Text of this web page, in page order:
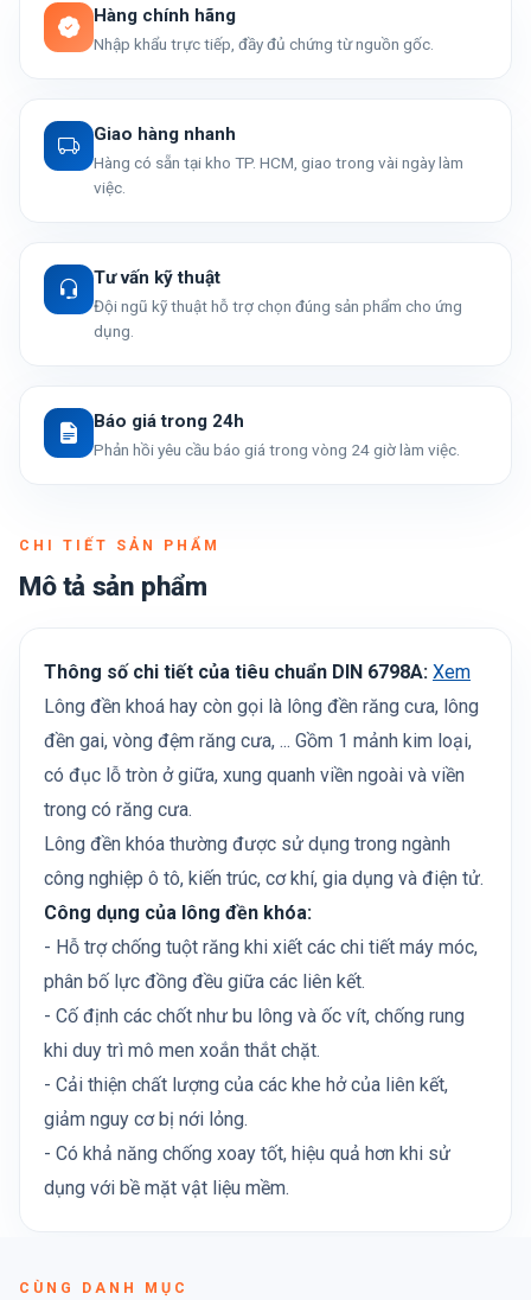
Hàng chính hãng
Nhập khẩu trực tiếp, đầy đủ chứng từ nguồn gốc.
Giao hàng nhanh
Hàng có sẵn tại kho TP. HCM, giao trong vài ngày làm
việc.
Tư vấn kỹ thuật
Đội ngũ kỹ thuật hỗ trợ chọn đúng sản phẩm cho ứng
dụng.
Báo giá trong 24h
Phản hồi yêu cầu báo giá trong vòng 24 giờ làm việc.
CHI TIẾT SẢN PHẨM
Mô tả sản phẩm
Thông số chi tiết của tiêu chuẩn DIN 6798A: Xem
Lông đền khoá hay còn gọi là lông đền răng cưa, lông
đền gai, vòng đệm răng cưa, ... Gồm 1 mảnh kim loại,
có đục lỗ tròn ở giữa, xung quanh viền ngoài và viền
trong có răng cưa.
Lông đền khóa thường được sử dụng trong ngành
công nghiệp ô tô, kiến trúc, cơ khí, gia dụng và điện tử.
Công dụng của lông đền khóa:
- Hỗ trợ chống tuột răng khi xiết các chi tiết máy móc,
phân bố lực đồng đều giữa các liên kết.
- Cố định các chốt như bu lông và ốc vít, chống rung
khi duy trì mô men xoắn thắt chặt.
- Cải thiện chất lượng của các khe hở của liên kết,
giảm nguy cơ bị nới lỏng.
- Có khả năng chống xoay tốt, hiệu quả hơn khi sử
dụng với bề mặt vật liệu mềm.
CÙNG DANH MỤC